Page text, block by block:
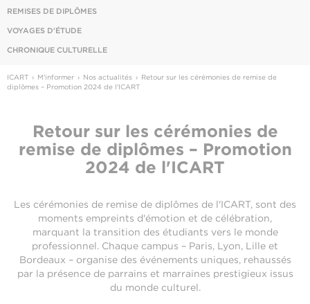
REMISES DE DIPLÔMES
VOYAGES D'ÉTUDE
CHRONIQUE CULTURELLE
ICART M'informer Nos actualités
Retour sur les cérémonies de remise de
diplômes – Promotion 2024 de l'ICART
Retour sur les cérémonies de
remise de diplômes – Promotion
2024 de l'ICART
​Les cérémonies de remise de diplômes de l'ICART, sont des
moments empreints d'émotion et de célébration,
marquant la transition des étudiants vers le monde
professionnel. Chaque campus – Paris, Lyon, Lille et
Bordeaux – organise des événements uniques, rehaussés
par la présence de parrains et marraines prestigieux issus
du monde culturel.​